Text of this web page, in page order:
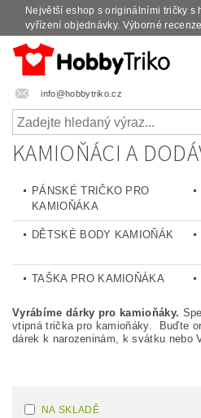
Největší eshop s originálními tričky s
vyřízení objednávky. Výborné
info@hobbytriko.cz
KAMIOŇÁCI A
PÁNSKÉ TRIČKO PRO
KAMIOŇÁKA
DĚTSKÉ BODY KAMIOŇÁK
TAŠKA PRO KAMIOŇÁKA
Vyrábíme dárky pro kamioňáky.
vtipná trička pro kamioňáky. Buďte
dárek k narozeninám, k svátku nebo
NA SKLADĚ